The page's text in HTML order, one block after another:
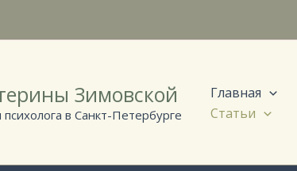
Зимовской
в Санкт-Петербурге
Главная
Статьи